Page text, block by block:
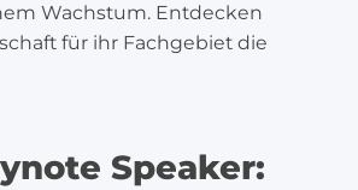
Wachstum. Entdecken
für ihr Fachgebiet die
Speaker: